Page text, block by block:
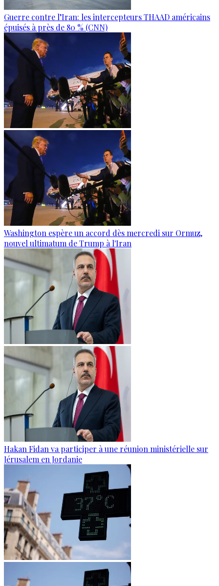
Guerre contre l’Iran: les intercepteurs THAAD américains
épuisés à près de 80 % (CNN)
Washington espère un accord dès mercredi sur Ormuz,
nouvel ultimatum de Trump à l'Iran
Hakan Fidan va participer à une réunion ministérielle sur
Jérusalem en Jordanie